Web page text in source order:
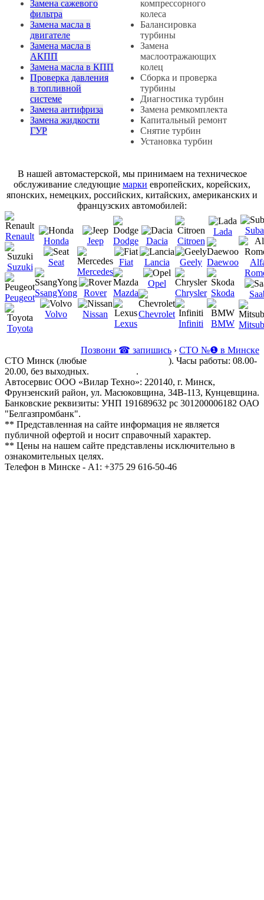
Замена сажевого
фильтра
Замена масла в
двигателе
Замена масла в
АКПП
Замена масла в КПП
Проверка давления
в топливной
системе
Замена антифриза
Замена жидкости
ГУР
компрессорного
колеса
Балансировка
турбины
Замена
маслоотражающих
колец
Сборка и проверка
турбины
Диагностика турбин
Замена ремкомплекта
Капитальный ремонт
Снятие турбин
Установка турбин
В нашей автомастерской, мы принимаем на техническое
обслуживание следующие марки европейских, корейских,
японских, немецких, российских, китайских, американских и
французских автомобилей:
Renault
Suzuki
Peugeot
Toyota
Honda
Seat
SsangYong
Volvo
Jeep
Mercedes
Rover
Nissan
Dodge
Fiat
Mazda
Lexus
Dacia
Lancia
Opel
Chevrolet
Citroen
Geely
Chrysler
Infiniti
Lada
Daewoo
Skoda
BMW
Позвони ☎ запишись › СТО №❶ в Минске
СТО Минск (любые
). Часы работы: 08.00-
20.00, без выходных.
.
Автосервис ООО «Вилар Техно»: 220140, г. Минск,
Фрунзенский район, ул. Масюковщина, 34В-113, Кунцевщина.
Банковские реквизиты: УНП 191689632 рс 301200006182 ОАО
"Белгазпромбанк".
** Представленная на сайте информация не является
публичной офертой и носит справочный характер.
** Цены на нашем сайте представлены исключительно в
ознакомительных целях.
Телефон в Минске - A1: +375 29 616-50-46